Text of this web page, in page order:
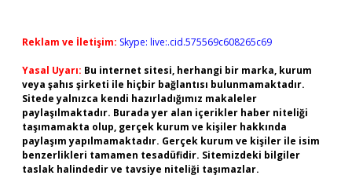
Reklam ve İletişim: Skype: live:.cid.575569c608265c69
Yasal Uyarı: Bu internet sitesi, herhangi bir marka, kurum
veya şahıs şirketi ile hiçbir bağlantısı bulunmamaktadır.
Sitede yalnızca kendi hazırladığımız makaleler
paylaşılmaktadır. Burada yer alan içerikler haber niteliği
taşımamakta olup, gerçek kurum ve kişiler hakkında
paylaşım yapılmamaktadır. Gerçek kurum ve kişiler ile isim
benzerlikleri tamamen tesadüfidir. Sitemizdeki bilgiler
taslak halindedir ve tavsiye niteliği taşımazlar.